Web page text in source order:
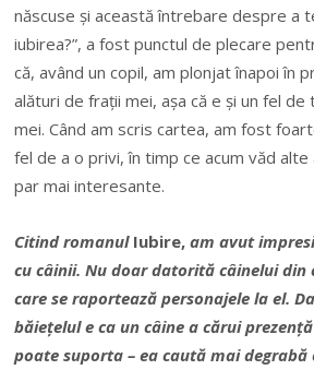
născuse și această întrebare despre a
iubirea?”, a fost punctul de plecare
că, având un copil, am plonjat înapoi în
alături de frații mei, așa că e și un fel
mei. Când am scris cartea, am fost
fel de a o privi, în timp ce acum văd
par mai interesante.
Citind romanul Iubire, am avut
cu câinii. Nu doar datorită câinelui din
care se raportează personajele la el.
băiețelul e ca un câine a cărui
poate suporta – ea caută mai degrabă